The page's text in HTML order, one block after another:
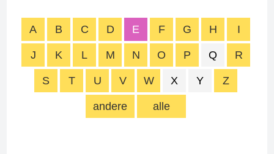
alle
A B C D E F G H I
J K L M N O P Q R
S T U V W X Y Z
andere